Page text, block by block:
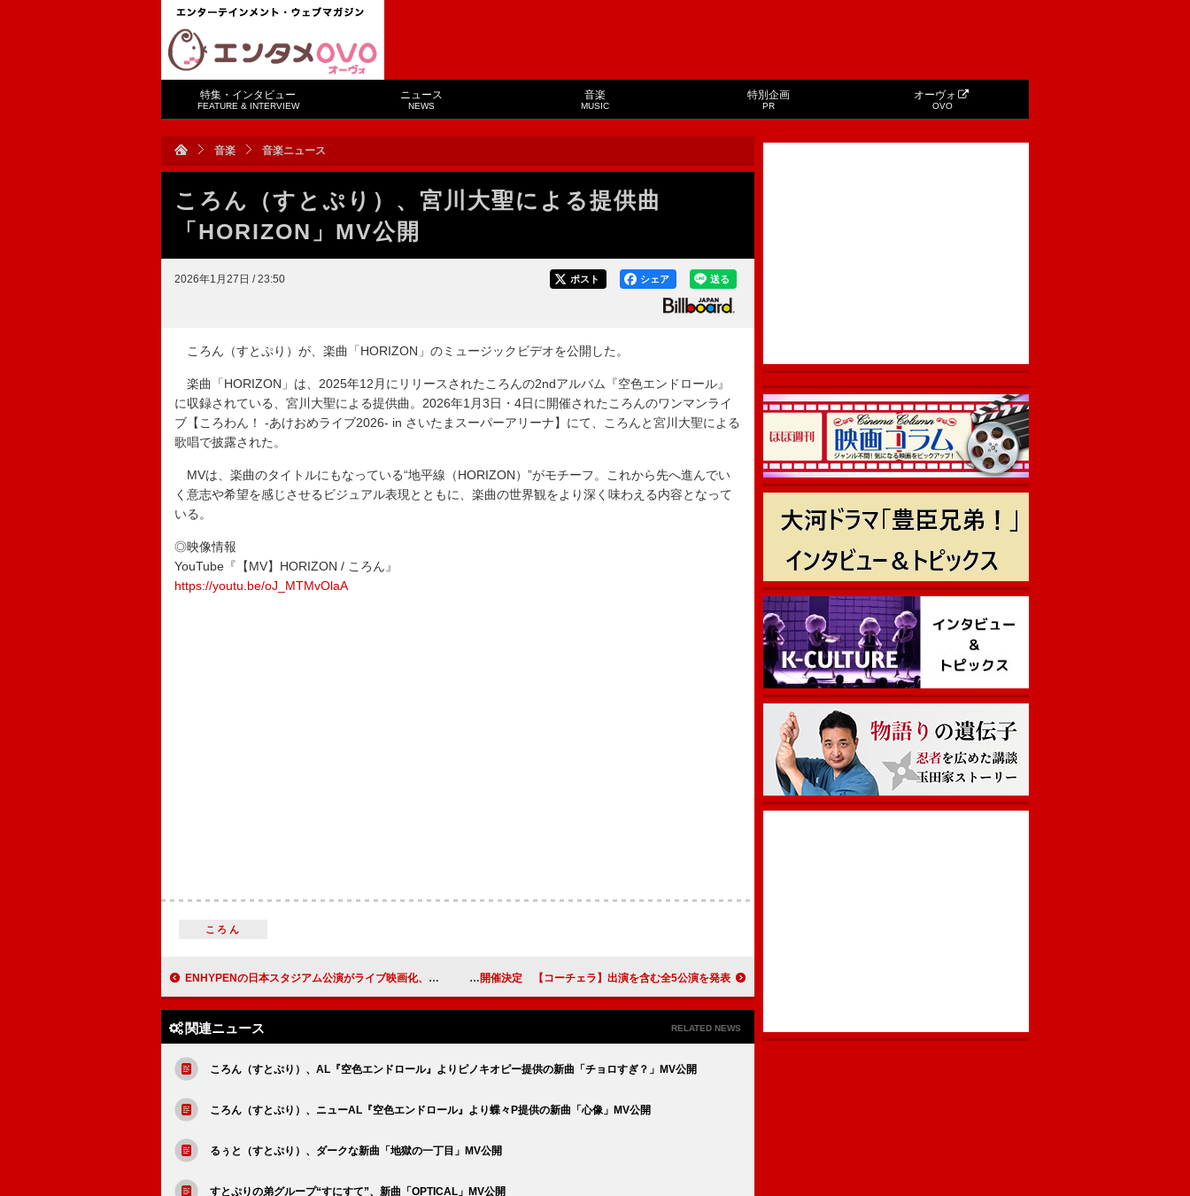
特集・インタビュー
FEATURE & INTERVIEW
ニュース
NEWS
音楽
MUSIC
特別企画
PR
オーヴォ
OVO
音楽 音楽ニュース
ころん（すとぷり）、宮川大聖による提供曲
「HORIZON」MV公開
2026年1月27日 / 23:50 送る
シェア
ポスト
ころん（すとぷり）が、楽曲「HORIZON」のミュージックビデオを公開した。
楽曲「HORIZON」は、2025年12月にリリースされたころんの2ndアルバム『空色エンドロール』
に収録されている、宮川大聖による提供曲。2026年1月3日・4日に開催されたころんのワンマンライ
ブ【ころわん！ -あけおめライブ2026- in さいたまスーパーアリーナ】にて、ころんと宮川大聖による
歌唱で披露された。
MVは、楽曲のタイトルにもなっている“地平線（HORIZON）”がモチーフ。これから先へ進んでい
く意志や希望を感じさせるビジュアル表現とともに、楽曲の世界観をより深く味わえる内容となって
いる。
◎映像情報
YouTube『【MV】HORIZON / ころん』
https://youtu.be/oJ_MTMvOlaA
ころん
ENHYPENの日本スタジアム公演がライブ映画化、日韓最速公開へ Creepy Nuts、自身初の北米ツアー開催決定 【コーチェラ】出演を含む全5公演を発表
関連ニュース RELATED NEWS
ころん（すとぷり）、AL『空色エンドロール』よりピノキオピー提供の新曲「チョロすぎ？」MV公開
ころん（すとぷり）、ニューAL『空色エンドロール』より蝶々P提供の新曲「心像」MV公開
るぅと（すとぷり）、ダークな新曲「地獄の一丁目」MV公開
すとぷりの弟グループ“すにすて”、新曲「OPTICAL」MV公開